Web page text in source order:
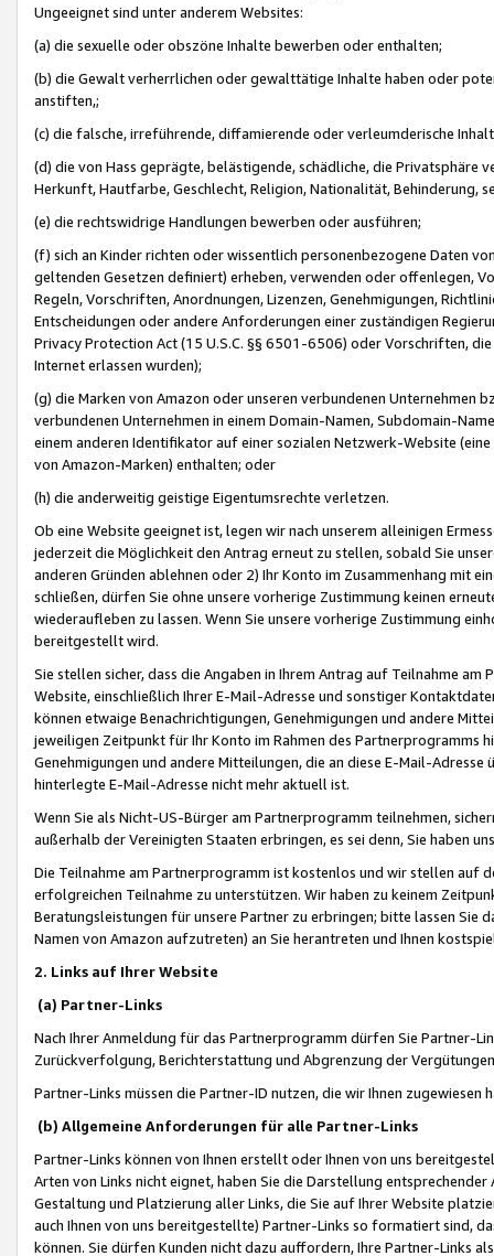
Ungeeignet sind unter anderem Websites:
(a) die sexuelle oder obszöne Inhalte bewerben oder enthalten;
(b) die Gewalt verherrlichen oder gewalttätige Inhalte haben oder
anstiften,;
(c) die falsche, irreführende, diffamierende oder verleumderische
(d) die von Hass geprägte, belästigende, schädliche, die Privatsphäre
Herkunft, Hautfarbe, Geschlecht, Religion, Nationalität, Behinderung,
(e) die rechtswidrige Handlungen bewerben oder ausführen;
(f) sich an Kinder richten oder wissentlich personenbezogene Daten
geltenden Gesetzen definiert) erheben, verwenden oder offenlegen,
Regeln, Vorschriften, Anordnungen, Lizenzen, Genehmigungen,
Entscheidungen oder andere Anforderungen einer zuständigen
Privacy Protection Act (15 U.S.C. §§ 6501-6506) oder Vorschriften,
Internet erlassen wurden);
(g) die Marken von Amazon oder unseren verbundenen Unternehmen
verbundenen Unternehmen in einem Domain-Namen, Subdomain-
einem anderen Identifikator auf einer sozialen Netzwerk-Website
von Amazon-Marken) enthalten; oder
(h) die anderweitig geistige Eigentumsrechte verletzen.
Ob eine Website geeignet ist, legen wir nach unserem alleinigen
jederzeit die Möglichkeit den Antrag erneut zu stellen, sobald Sie
anderen Gründen ablehnen oder 2) Ihr Konto im Zusammenhang mit
schließen, dürfen Sie ohne unsere vorherige Zustimmung keinen
wiederaufleben zu lassen. Wenn Sie unsere vorherige Zustimmung
bereitgestellt wird.
Sie stellen sicher, dass die Angaben in Ihrem Antrag auf Teilnahme
Website, einschließlich Ihrer E-Mail-Adresse und sonstiger
können etwaige Benachrichtigungen, Genehmigungen und andere
jeweiligen Zeitpunkt für Ihr Konto im Rahmen des Partnerprogramms
Genehmigungen und andere Mitteilungen, die an diese E-Mail-
hinterlegte E-Mail-Adresse nicht mehr aktuell ist.
Wenn Sie als Nicht-US-Bürger am Partnerprogramm teilnehmen,
außerhalb der Vereinigten Staaten erbringen, es sei denn, Sie haben
Die Teilnahme am Partnerprogramm ist kostenlos und wir stellen auf
erfolgreichen Teilnahme zu unterstützen. Wir haben zu keinem
Beratungsleistungen für unsere Partner zu erbringen; bitte lassen Sie
Namen von Amazon aufzutreten) an Sie herantreten und Ihnen
2. Links auf Ihrer Website
(a) Partner-Links
Nach Ihrer Anmeldung für das Partnerprogramm dürfen Sie Partner-
Zurückverfolgung, Berichterstattung und Abgrenzung der
Partner-Links müssen die Partner-ID nutzen, die wir Ihnen zugewiesen
(b) Allgemeine Anforderungen für alle Partner-Links
Partner-Links können von Ihnen erstellt oder Ihnen von uns
Arten von Links nicht eignet, haben Sie die Darstellung
Gestaltung und Platzierung aller Links, die Sie auf Ihrer Website
auch Ihnen von uns bereitgestellte) Partner-Links so formatiert sind,
können. Sie dürfen Kunden nicht dazu auffordern, Ihre Partner-Links